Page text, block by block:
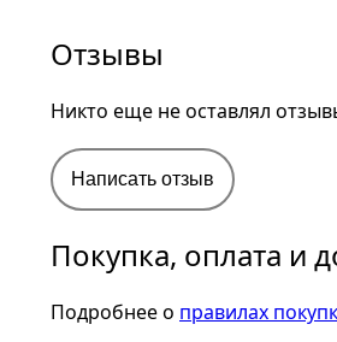
Отзывы
Никто еще не оставлял
Написать отзыв
Покупка, оплата и
Подробнее о правилах